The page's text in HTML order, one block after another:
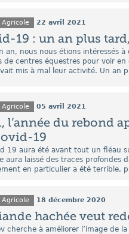
Agricole 22 avril 2021
19 : un an plus
an, nous nous étions intéressés
de centres équestres pour voir
mis à mal leur activité. Un an
Agricole 05 avril 2021
l’année du rebond
19
19 aura été avant tout un fléau
aura laissé des traces profondes
en particulier a été terrible,
Agricole 18 décembre 2020
hachée veut
cherche à améliorer l’image de